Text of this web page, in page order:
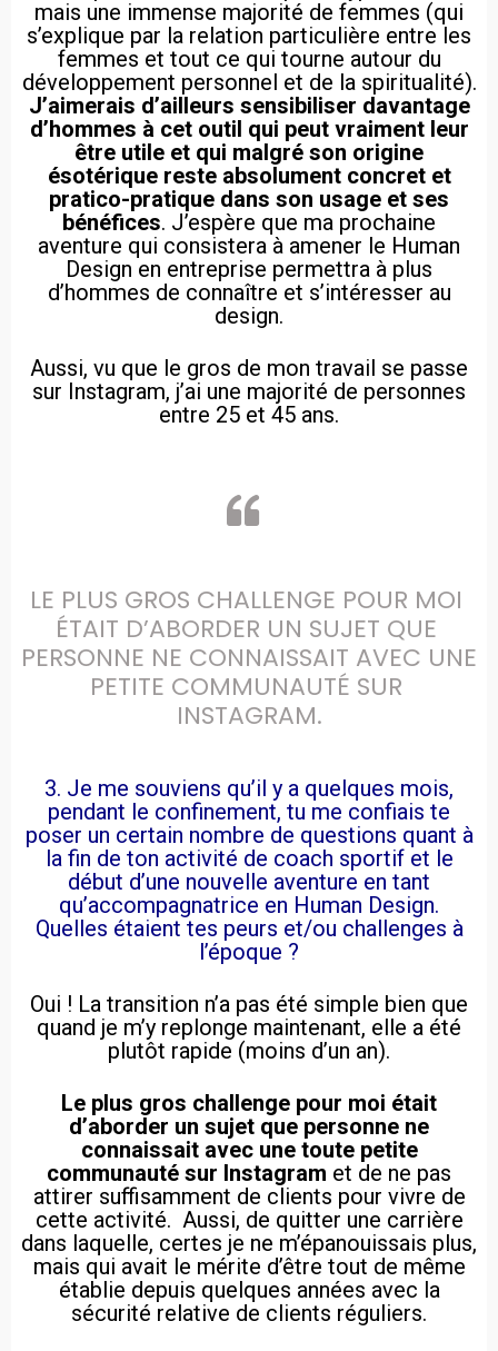
mais une immense majorité de femmes (qui
s’explique par la relation particulière entre les
femmes et tout ce qui tourne autour du
développement personnel et de la spiritualité).
J’aimerais d’ailleurs sensibiliser davantage
d’hommes à cet outil qui peut vraiment leur
être utile et qui malgré son origine
ésotérique reste absolument concret et
pratico-pratique dans son usage et ses
bénéfices. J’espère que ma prochaine
aventure qui consistera à amener le Human
Design en entreprise permettra à plus
d’hommes de connaître et s’intéresser au
design.
Aussi, vu que le gros de mon travail se passe
sur Instagram, j’ai une majorité de personnes
entre 25 et 45 ans.
LE PLUS GROS CHALLENGE POUR MOI
ÉTAIT D’ABORDER UN SUJET QUE
PERSONNE NE CONNAISSAIT AVEC UNE
PETITE COMMUNAUTÉ SUR
INSTAGRAM.
3. Je me souviens qu’il y a quelques mois,
pendant le confinement, tu me confiais te
poser un certain nombre de questions quant à
la fin de ton activité de coach sportif et le
début d’une nouvelle aventure en tant
qu’accompagnatrice en Human Design.
Quelles étaient tes peurs et/ou challenges à
l’époque ?
Oui ! La transition n’a pas été simple bien que
quand je m’y replonge maintenant, elle a été
plutôt rapide (moins d’un an).
Le plus gros challenge pour moi était
d’aborder un sujet que personne ne
connaissait avec une toute petite
communauté sur Instagram et de ne pas
attirer suffisamment de clients pour vivre de
cette activité. Aussi, de quitter une carrière
dans laquelle, certes je ne m’épanouissais plus,
mais qui avait le mérite d’être tout de même
établie depuis quelques années avec la
sécurité relative de clients réguliers.